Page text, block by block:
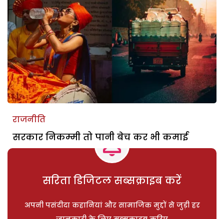
राजनीति
सरकार निकम्मी तो पानी बेच कर भी कमाई
सरिता डिजिटल सब्सक्राइब करें
अपनी पसंदीदा कहानियां और सामाजिक मुद्दों से जुड़ी हर